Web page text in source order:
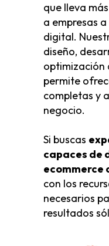
que lleva
a empresas
digital.
diseño,
optimización
permite
completas y
negocio.
Si buscas
capaces de
ecommerce
con los
necesarios
resultados